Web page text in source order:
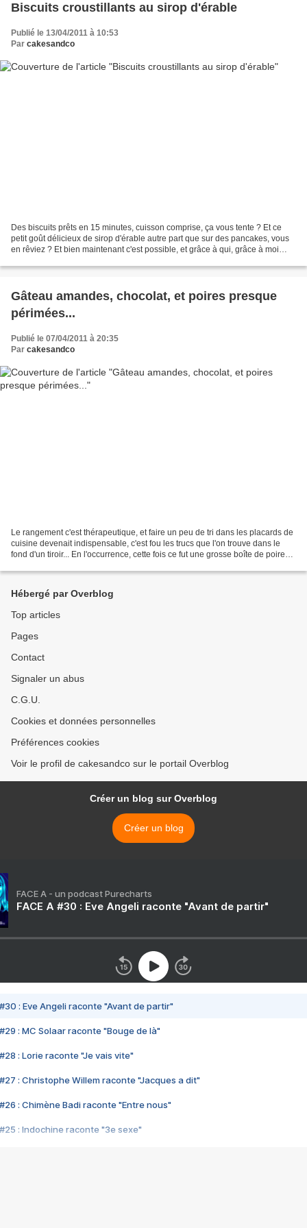
Biscuits croustillants au sirop d'érable
Publié le 13/04/2011 à 10:53
Par cakesandco
Des biscuits prêts en 15 minutes, cuisson comprise, ça vous tente ? Et ce
petit goût délicieux de sirop d'érable autre part que sur des pancakes, vous
en rêviez ? Et bien maintenant c'est possible, et grâce à qui, grâce à moi
Gâteau amandes, chocolat, et poires presque
périmées...
Publié le 07/04/2011 à 20:35
Par cakesandco
Le rangement c'est thérapeutique, et faire un peu de tri dans les placards de
cuisine devenait indispensable, c'est fou les trucs que l'on trouve dans le
fond d'un tiroir... En l'occurrence, cette fois ce fut une grosse boîte de poires.
Hébergé par Overblog
Top articles
Pages
Contact
Signaler un abus
C.G.U.
Cookies et données personnelles
Préférences cookies
Voir le profil de cakesandco sur le portail Overblog
Créer un blog sur Overblog
Créer un blog
FACE A - un podcast Purecharts
FACE A #30 : Eve Angeli raconte "Avant de partir"
#30 : Eve Angeli raconte "Avant de partir"
#29 : MC Solaar raconte "Bouge de là"
#28 : Lorie raconte "Je vais vite"
#27 : Christophe Willem raconte "Jacques a dit"
#26 : Chimène Badi raconte "Entre nous"
#25 : Indochine raconte "3e sexe"